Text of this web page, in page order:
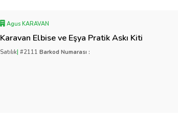
Agus KARAVAN
Karavan Elbise ve Eşya Pratik Askı Kiti
Satılık| #2111Barkod Numarası :